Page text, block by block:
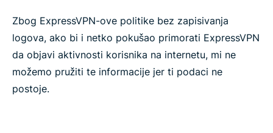
Zbog ExpressVPN-ove politike bez zapisivanja
logova, ako bi i netko pokušao primorati ExpressVPN
da objavi aktivnosti korisnika na internetu, mi ne
možemo pružiti te informacije jer ti podaci ne
postoje.